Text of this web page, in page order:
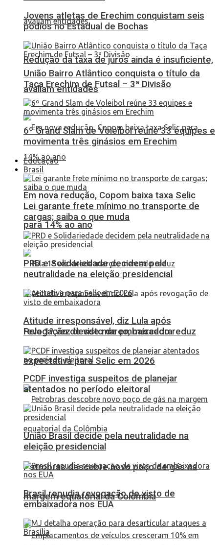
Redução da taxa de juros ainda é insuficiente,
avaliam entidades
Em nova redução, Copom baixa taxa Selic
para 14% ao ano
Pela 1ª vez desde março, mercado reduz
expectativa para Selic em 2026
Petrobras descobre novo poço de gás na
margem equatorial da Colômbia
Jovens atletas de Erechim conquistam seis
pódios no Estadual de Bochas
União Bairro Atlântico conquista o título da
Taça Erechim de Futsal – 3ª Divisão
6º Grand Slam de Voleibol reúne 33 equipes e
movimenta três ginásios em Erechim
Educação
Brasil
Lei garante frete mínimo no transporte de
cargas; saiba o que muda
PRD e Solidariedade decidem pela
neutralidade na eleição presidencial
Atitude irresponsável, diz Lula após
revogação de visto de embaixadora
PCDF investiga suspeitos de planejar
atentados no período eleitoral
União Brasil decide pela neutralidade na
eleição presidencial
Brasil repudia revogação de visto de
embaixadora nos EUA